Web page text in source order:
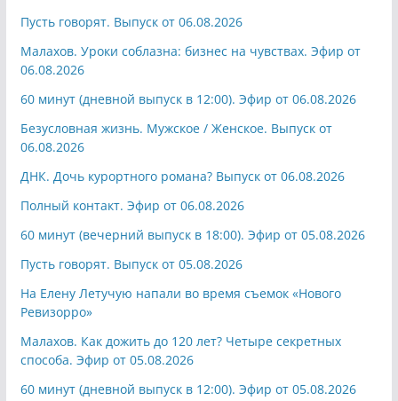
Пусть говорят. Выпуск от 06.08.2026
Малахов. Уроки соблазна: бизнес на чувствах. Эфир от
06.08.2026
60 минут (дневной выпуск в 12:00). Эфир от 06.08.2026
Безусловная жизнь. Мужское / Женское. Выпуск от
06.08.2026
ДНК. Дочь курортного романа? Выпуск от 06.08.2026
Полный контакт. Эфир от 06.08.2026
60 минут (вечерний выпуск в 18:00). Эфир от 05.08.2026
Пусть говорят. Выпуск от 05.08.2026
На Елену Летучую напали во время съемок «Нового
Ревизорро»
Малахов. Как дожить до 120 лет? Четыре секретных
способа. Эфир от 05.08.2026
60 минут (дневной выпуск в 12:00). Эфир от 05.08.2026